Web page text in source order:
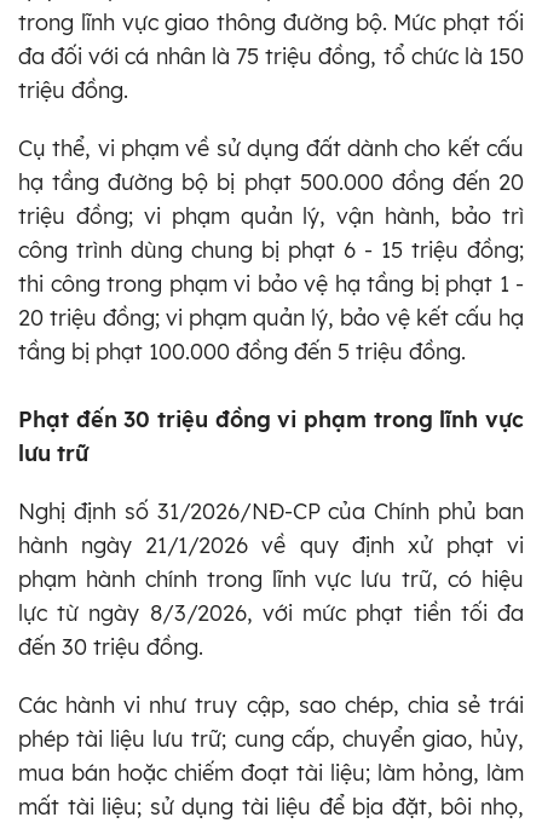
trong lĩnh vực giao thông đường bộ. Mức phạt tối
đa đối với cá nhân là 75 triệu đồng, tổ chức là 150
triệu đồng.
Cụ thể, vi phạm về sử dụng đất dành cho kết cấu
hạ tầng đường bộ bị phạt 500.000 đồng đến 20
triệu đồng; vi phạm quản lý, vận hành, bảo trì
công trình dùng chung bị phạt 6 - 15 triệu đồng;
thi công trong phạm vi bảo vệ hạ tầng bị phạt 1 -
20 triệu đồng; vi phạm quản lý, bảo vệ kết cấu hạ
tầng bị phạt 100.000 đồng đến 5 triệu đồng.
Phạt đến 30 triệu đồng vi phạm trong lĩnh vực
lưu trữ
Nghị định số 31/2026/NĐ-CP của Chính phủ ban
hành ngày 21/1/2026 về quy định xử phạt vi
phạm hành chính trong lĩnh vực lưu trữ, có hiệu
lực từ ngày 8/3/2026, với mức phạt tiền tối đa
đến 30 triệu đồng.
Các hành vi như truy cập, sao chép, chia sẻ trái
phép tài liệu lưu trữ; cung cấp, chuyển giao, hủy,
mua bán hoặc chiếm đoạt tài liệu; làm hỏng, làm
mất tài liệu; sử dụng tài liệu để bịa đặt, bôi nhọ,